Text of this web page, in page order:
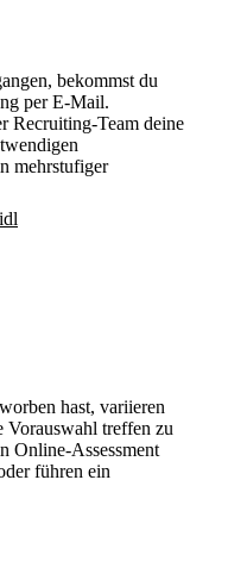
bekommst du
per E-Mail.
Recruiting-Team deine
mehrstufiger
hast, variieren
Vorauswahl treffen zu
Online-Assessment
führen ein